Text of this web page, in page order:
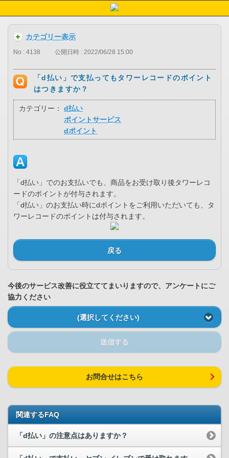
カテゴリー表示
No : 4138 公開日時 : 2022/06/28 15:00
「d払い」で支払ってもタワーレコードのポイント
はつきますか？
カテゴリー：
d払い
ポイントサービス
dポイント
「d払い」でのお支払いでも、商品をお受け取り後タワーレコ
ードのポイントが付与されます。
「d払い」のお支払い時にdポイントをご利用いただいても、タ
ワーレコードのポイントは付与されます。
戻る
今後のサービス改善に役立ててまいりますので、アンケートにご
協力ください
(選択してください)
送信する
お問合せはこちら
関連するFAQ
「d払い」の注意点はありますか？